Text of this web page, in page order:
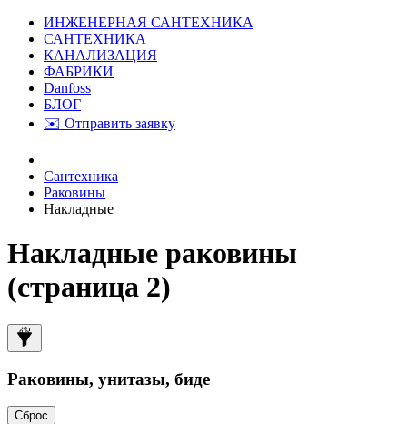
ИНЖЕНЕРНАЯ САНТЕХНИКА
САНТЕХНИКА
КАНАЛИЗАЦИЯ
ФАБРИКИ
Danfoss
БЛОГ
✉️ Отправить заявку
Сантехника
Раковины
Накладные
Накладные раковины
(страница 2)
Раковины, унитазы, биде
Сброс